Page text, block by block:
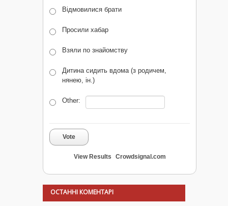
Відмовилися брати
Просили хабар
Взяли по знайомству
Дитина сидить вдома (з родичем,
нянею, ін.)
Other:
Vote
View Results Crowdsignal.com
ОСТАННІ КОМЕНТАРІ